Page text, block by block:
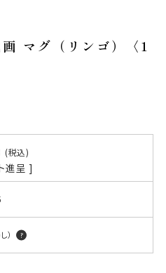
マグ（リンゴ）〈1
税込
進呈 ]
）